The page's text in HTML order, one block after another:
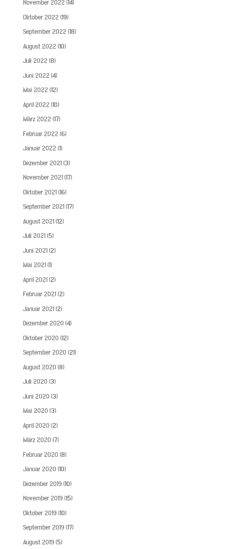
November 2022 (14)
Oktober 2022 (19)
September 2022 (18)
August 2022 (10)
Juli 2022 (8)
Juni 2022 (4)
Mai 2022 (12)
April 2022 (10)
März 2022 (17)
Februar 2022 (6)
Januar 2022 (1)
Dezember 2021(3)
November 2021(17)
Oktober 2021(16)
September 2021(17)
August 2021(12)
Juli 2021(5)
Juni 2021(2)
Mai 2021(1)
April 2021(2)
Februar 2021(2)
Januar 2021(2)
Dezember 2020 (4)
Oktober 2020 (12)
September 2020 (21)
August 2020 (8)
Juli 2020 (3)
Juni 2020 (3)
Mai 2020 (3)
April 2020 (2)
März 2020 (7)
Februar 2020 (8)
Januar 2020 (10)
Dezember 2019(10)
November 2019(15)
Oktober 2019(10)
September 2019(17)
August 2019(5)